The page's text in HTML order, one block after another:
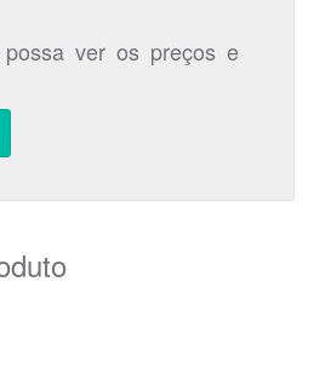
ver os preços e